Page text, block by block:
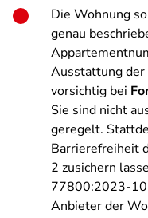
Die Wohnung
genau
Ausstattung der
vorsichtig bei
Sie sind nicht
geregelt.
Barrierefreiheit
2 zusichern
77800:2023-10
Anbieter der